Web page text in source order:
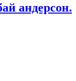
андерсон.